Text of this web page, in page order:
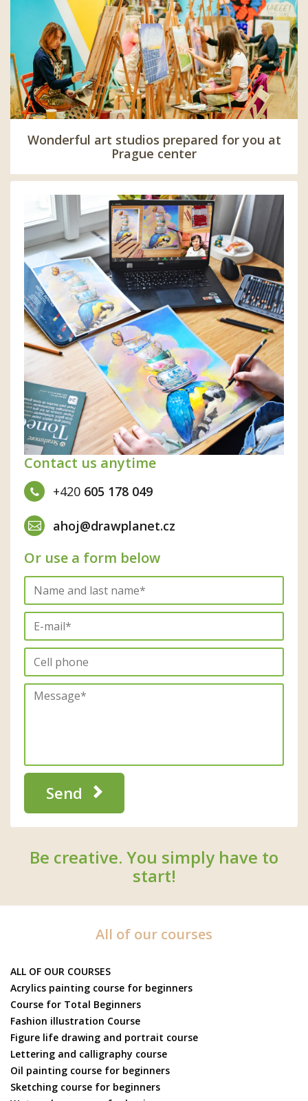
Wonderful art studios prepared for you at
Prague center
Contact us anytime
+420 605 178 049
ahoj@drawplanet.cz
Or use a form below
Send
Be creative. You simply have to
start!
All of our courses
ALL OF OUR COURSES
Acrylics painting course for beginners
Course for Total Beginners
Fashion illustration Course
Figure life drawing and portrait course
Lettering and calligraphy course
Oil painting course for beginners
Sketching course for beginners